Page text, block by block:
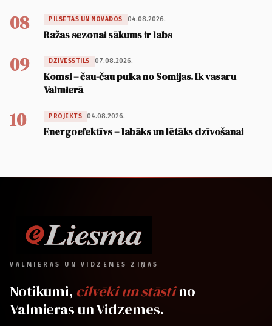
08 PILSĒTĀS UN NOVADOS 04.08.2026.
Ražas sezonai sākums ir labs
09 DZĪVESSTILS 07.08.2026.
Komsi – čau-čau puika no Somijas. Ik vasaru
Valmierā
10 PROJEKTS 04.08.2026.
Energoefektīvs – labāks un lētāks dzīvošanai
VALMIERAS UN VIDZEMES ZIŅAS
Notikumi, cilvēki un stāstino
Valmieras un Vidzemes.